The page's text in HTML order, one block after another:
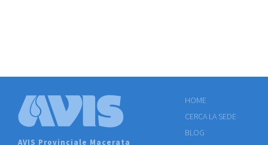
AVIS Provinciale Macerata
HOME
CERCA LA SEDE
BLOG